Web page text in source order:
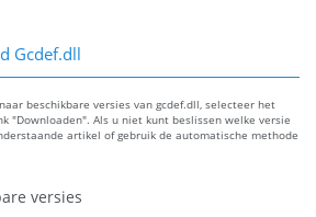
Gcdef.dll
beschikbare versies van gcdef.dll, selecteer het
"Downloaden". Als u niet kunt beslissen welke versie
artikel of gebruik de automatische methode
versies